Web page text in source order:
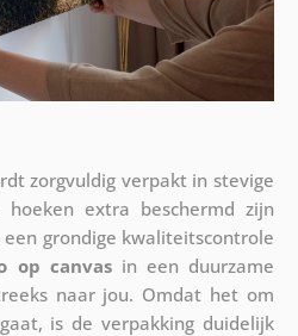
zorgvuldig verpakt in stevige
extra beschermd zijn
grondige kwaliteitscontrole
op canvasin een duurzame
naar jou. Omdat het om
is de verpakking duidelijk